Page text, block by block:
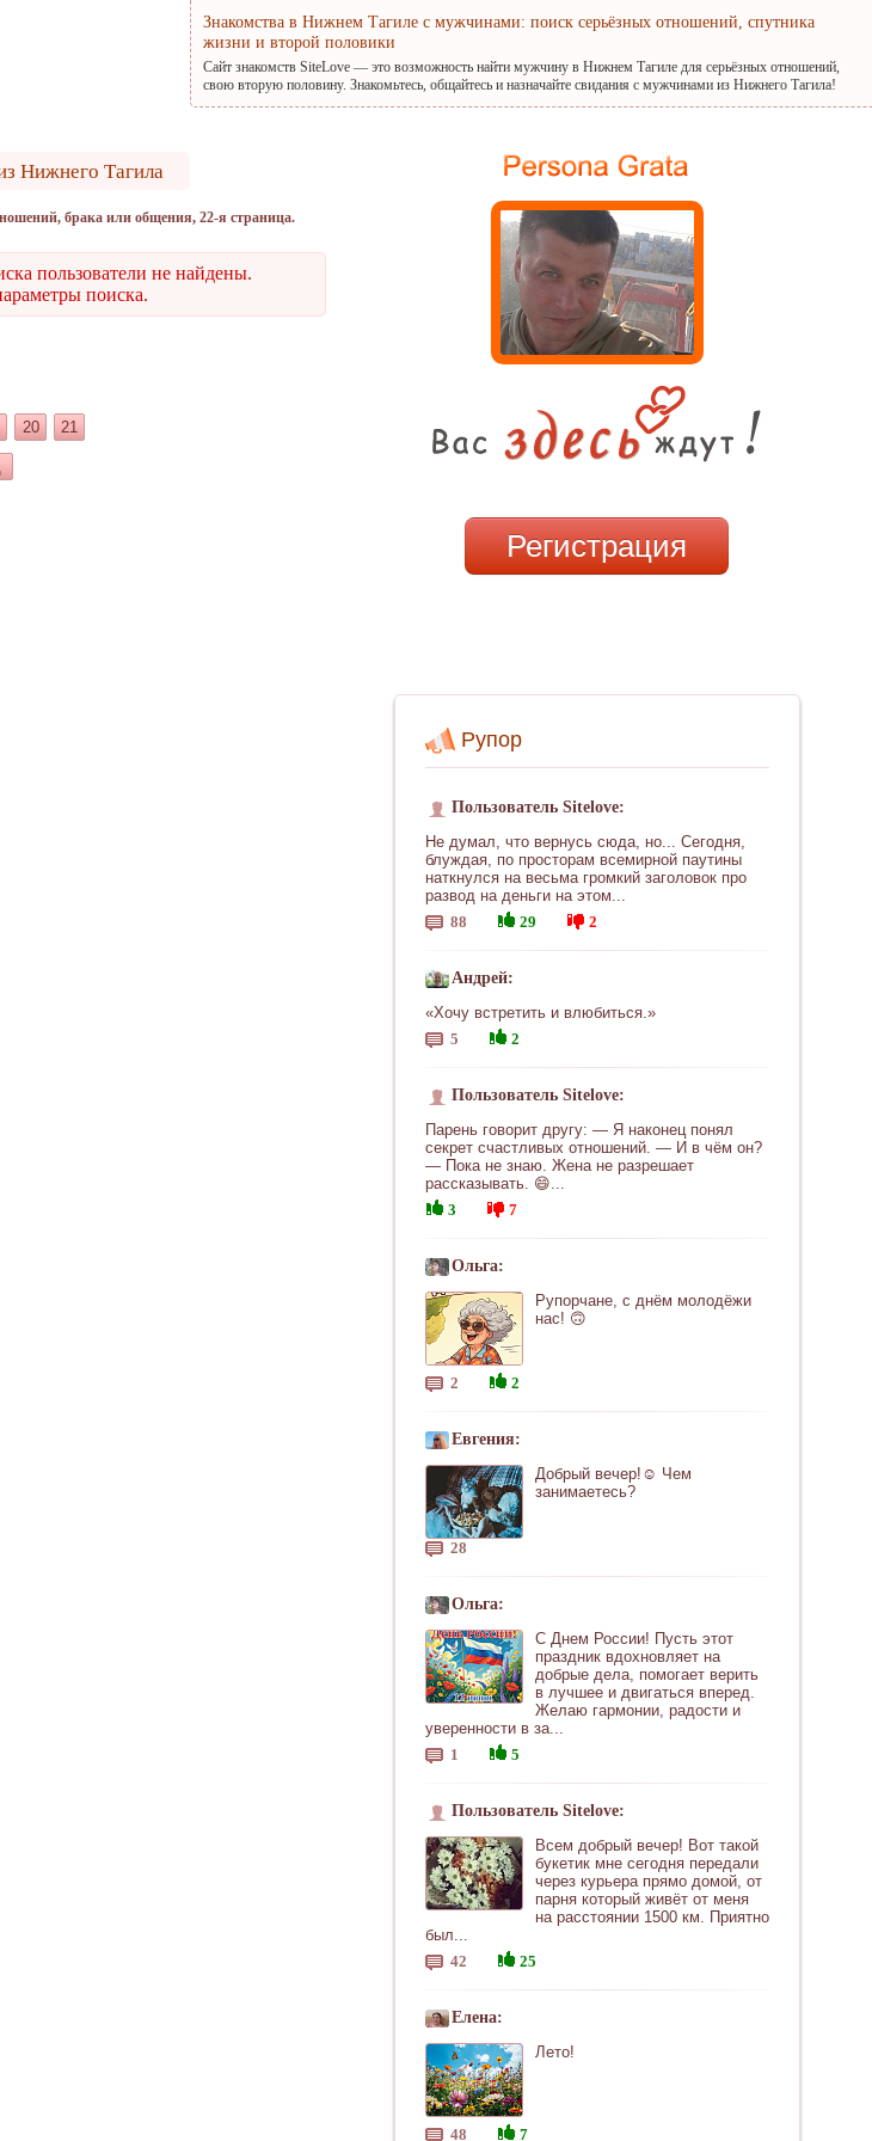
Знакомства в Нижнем Тагиле с мужчинами: поиск серьёзных отношений, спутника
жизни и второй половики
Сайт знакомств SiteLove — это возможность найти мужчину в Нижнем Тагиле для серьёзных отношений,
свою вторую половину. Знакомьтесь, общайтесь и назначайте свидания с мужчинами из Нижнего Тагила!
Нижнего Тагила
брака или общения, 22-я страница.
пользователи не найдены.
поиска.
Регистрация
Рупор
Пользователь Sitelove:
Не думал, что вернусь сюда, но... Сегодня,
блуждая, по просторам всемирной паутины
наткнулся на весьма громкий заголовок про
развод на деньги на этом...
88
29 2
Андрей:
«Хочу встретить и влюбиться.»
5
2
Пользователь Sitelove:
Парень говорит другу: — Я наконец понял
секрет счастливых отношений. — И в чём он?
— Пока не знаю. Жена не разрешает
рассказывать. 😄...
3
7
Ольга:
Рупорчане, с днём молодёжи
нас! 🙃
2 2
Евгения:
Добрый вечер!☺ Чем
занимаетесь?
28
Ольга:
С Днем России! Пусть этот
праздник вдохновляет на
добрые дела, помогает верить
в лучшее и двигаться вперед.
Желаю гармонии, радости и
уверенности в за...
1
5
Пользователь Sitelove:
Всем добрый вечер! Вот такой
букетик мне сегодня передали
через курьера прямо домой, от
парня который живёт от меня
на расстоянии 1500 км. Приятно
был...
42
25
Елена:
Лето!
48 7
20 21